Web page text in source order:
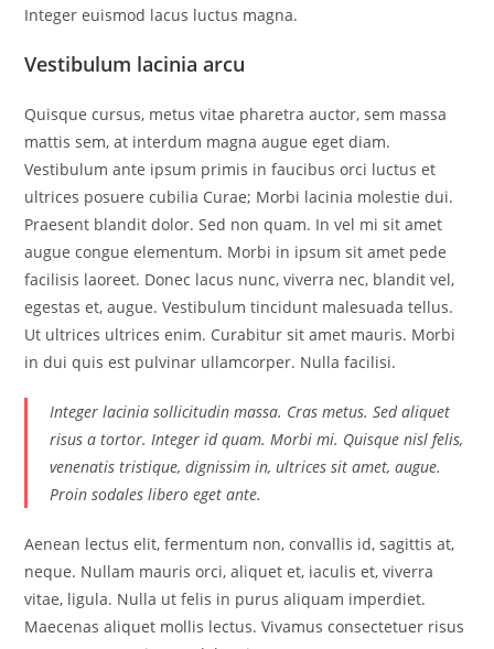
Integer euismod lacus luctus magna.
Vestibulum lacinia arcu
Quisque cursus, metus vitae pharetra auctor, sem massa
mattis sem, at interdum magna augue eget diam.
Vestibulum ante ipsum primis in faucibus orci luctus et
ultrices posuere cubilia Curae; Morbi lacinia molestie dui.
Praesent blandit dolor. Sed non quam. In vel mi sit amet
augue congue elementum. Morbi in ipsum sit amet pede
facilisis laoreet. Donec lacus nunc, viverra nec, blandit vel,
egestas et, augue. Vestibulum tincidunt malesuada tellus.
Ut ultrices ultrices enim. Curabitur sit amet mauris. Morbi
in dui quis est pulvinar ullamcorper. Nulla facilisi.
Integer lacinia sollicitudin massa. Cras metus. Sed aliquet
risus a tortor. Integer id quam. Morbi mi. Quisque nisl felis,
venenatis tristique, dignissim in, ultrices sit amet, augue.
Proin sodales libero eget ante.
Aenean lectus elit, fermentum non, convallis id, sagittis at,
neque. Nullam mauris orci, aliquet et, iaculis et, viverra
vitae, ligula. Nulla ut felis in purus aliquam imperdiet.
Maecenas aliquet mollis lectus. Vivamus consectetuer risus